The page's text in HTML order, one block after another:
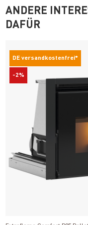
ANDERE
DAFÜR
DE versandkostenfrei*
-2%